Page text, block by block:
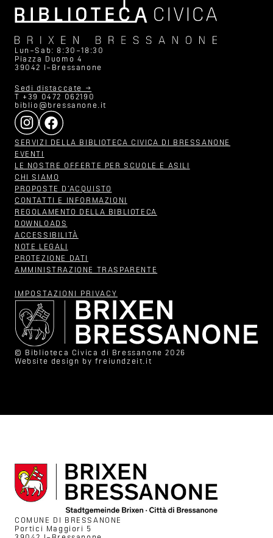
Lun–Sab: 8:30–18:30
Piazza Duomo 4
39042 I–Bressanone
Sedi distaccate →
T +39 0472 062190
biblio@bressanone.it
SERVIZI DELLA BIBLIOTECA CIVICA DI BRESSANONE
EVENTI
LE NOSTRE OFFERTE PER SCUOLE E ASILI
CHI SIAMO
PROPOSTE D‘ACQUISTO
CONTATTI E INFORMAZIONI
REGOLAMENTO DELLA BIBLIOTECA
DOWNLOADS
ACCESSIBILITÀ
NOTE LEGALI
PROTEZIONE DATI
AMMINISTRAZIONE TRASPARENTE
IMPOSTAZIONI PRIVACY
© Biblioteca Civica di Bressanone 2026
Website design by freiundzeit.it
COMUNE DI BRESSANONE
Portici Maggiori 5